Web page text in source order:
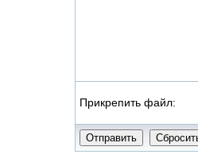
Прикрепить файл: